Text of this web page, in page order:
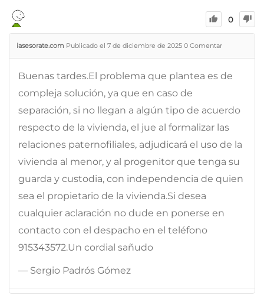
0
iasesorate.com Publicado el 7 de diciembre de 2025 0 Comentar
Buenas tardes.El problema que plantea es de
compleja solución, ya que en caso de
separación, si no llegan a algún tipo de acuerdo
respecto de la vivienda, el jue al formalizar las
relaciones paternofiliales, adjudicará el uso de la
vivienda al menor, y al progenitor que tenga su
guarda y custodia, con independencia de quien
sea el propietario de la vivienda.Si desea
cualquier aclaración no dude en ponerse en
contacto con el despacho en el teléfono
915343572.Un cordial sañudo
— Sergio Padrós Gómez